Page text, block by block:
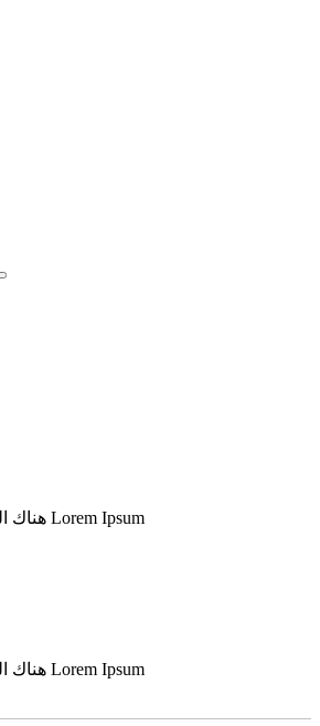
هناك العديد من أشكال مقاطع Lorem Ipsum
هناك العديد من أشكال مقاطع Lorem Ipsum